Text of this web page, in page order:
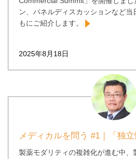
ン、パネルディスカッションなど当
もにご紹介します。
2025年8月18日
メディカルを問う #1｜「独
製薬モダリティの複雑化が進む中、